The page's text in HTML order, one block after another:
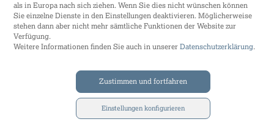
Die Aufbereitung und Veröffentlichung von
Stellenanzeigen
Das Sichten von Bewerbungsunterlagen
Beantworten der Bewerbungen und Einladungen
vtt vermittlung training transfer GmbH
Zustimmen und fortfahren
Einstellungen konfigurieren
als in Europa nach sich ziehen. Wenn Sie dies nicht wünschen können
Sie einzelne Dienste in den Einstellungen deaktivieren. Möglicherweise
stehen dann aber nicht mehr sämtliche Funktionen der Website zur
Verfügung.
Weitere Informationen finden Sie auch in unsererDatenschutzerklärung.